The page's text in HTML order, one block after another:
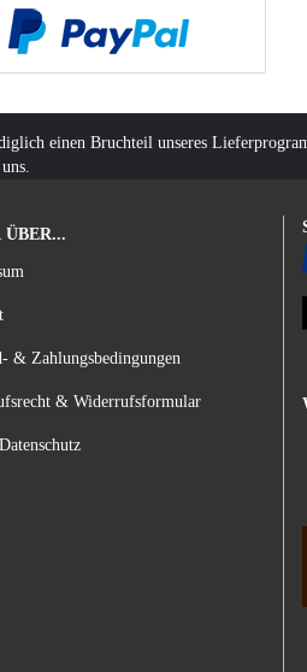
einen Bruchteil unseres
ÜBER...
& Zahlungsbedingungen
& Widerrufsformular